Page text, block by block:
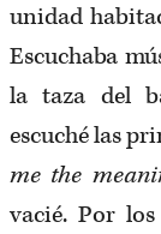
unidad
Escuchaba
la taza del
escuché las
me the
vacié. Por